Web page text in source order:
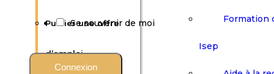
Publier une offre
d’emploi
Formation
Isep
Se souvenir de moi
Connexion